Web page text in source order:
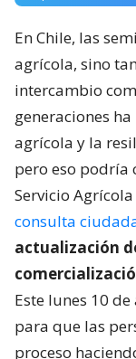
En Chile, las
agrícola, sino
intercambio
generaciones
agrícola y la
pero eso podría
Servicio
consulta
actualización
Este lunes 10
para que las
proceso